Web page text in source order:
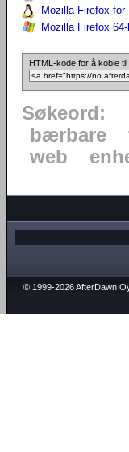
Mozilla Firefox
Mozilla Firefox
HTML-kode for å koble
Søkeord:
bærbare
web
© 1999-2026 AfterDawn